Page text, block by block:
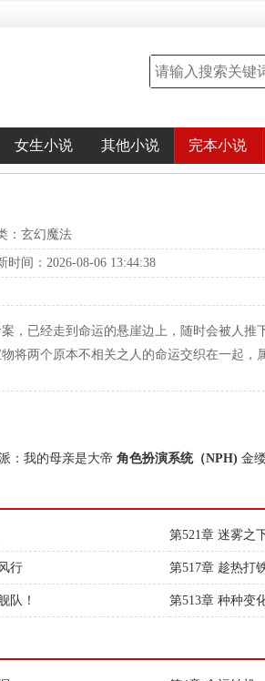
女生小说 其他小说 完本小说
：玄幻魔法
时间：2026-08-06 13:44:38
，已经走到命运的悬崖边上，随时会被人推
将两个原本不相关之人的命运交织在一起，
：我的母亲是大帝 角色扮演系统（NPH) 金
第521章 迷雾之
行 第517章 趁热打
队！ 第513章 种种变